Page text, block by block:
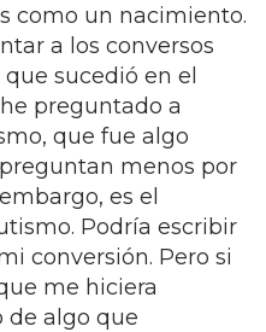
como un nacimiento.
a los conversos
sucedió en el
preguntado a
que fue algo
menos por
es el
Podría escribir
conversión. Pero si
me hiciera
de algo que